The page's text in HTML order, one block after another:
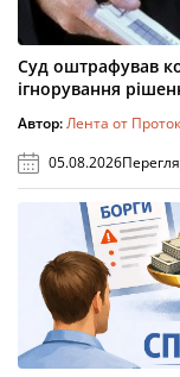
Суд оштрафував
ігнорування
Автор:Лента от
05.08.2026